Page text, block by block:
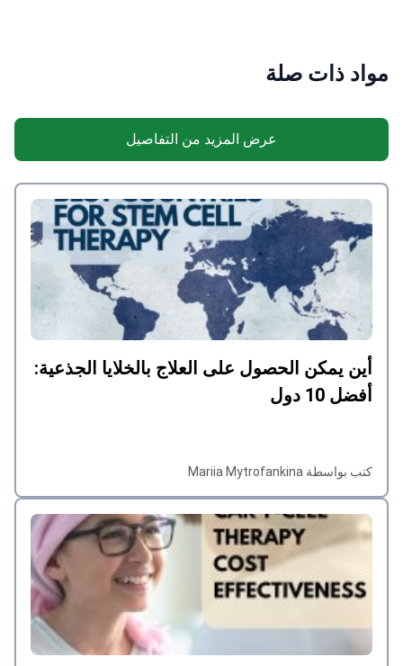
مواد ذات صلة
عرض المزيد من التفاصيل
أين يمكن الحصول على العلاج بالخلايا الجذعية:
أفضل 10 دول
كتب بواسطة Mariia Mytrofankina